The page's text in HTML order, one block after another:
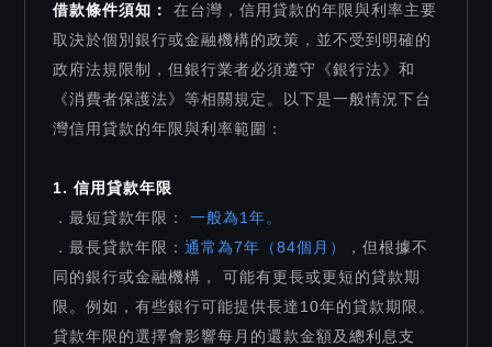
借款條件須知：在台灣，信用貸款的年限與利率主要
取決於個別銀行或金融機構的政策，並不受到明確的
政府法規限制，但銀行業者必須遵守《銀行法》和
《消費者保護法》等相關規定。以下是一般情況下台
灣信用貸款的年限與利率範圍：
1. 信用貸款年限
．最短貸款年限：
一般為1年。
．最長貸款年限：通常為7年（84個月）
，但根據不
同的銀行或金融機構， 可能有更長或更短的貸款期
限。例如，有些銀行可能提供長達10年的貸款期限。
貸款年限的選擇會影響每月的還款金額及總利息支